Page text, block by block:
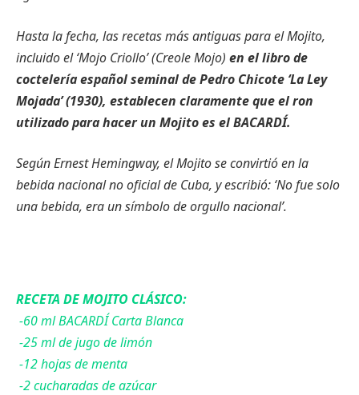
Hasta la fecha, las recetas más antiguas para el Mojito,
incluido el ‘Mojo Criollo’ (Creole Mojo) en el libro de
coctelería español seminal de Pedro Chicote ‘La Ley
Mojada’ (1930), establecen claramente que el ron
utilizado para hacer un Mojito es el BACARDÍ.
Según Ernest Hemingway, el Mojito se convirtió en la
bebida nacional no oficial de Cuba, y escribió: ‘No fue solo
una bebida, era un símbolo de orgullo nacional’.
RECETA DE MOJITO CLÁSICO:
-60 ml BACARDÍ Carta Blanca
-25 ml de jugo de limón
-12 hojas de menta
-2 cucharadas de azúcar